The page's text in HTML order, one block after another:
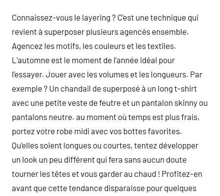
Connaissez-vous le layering ? C’est une technique qui
revient à superposer plusieurs agencés ensemble.
Agencez les motifs, les couleurs et les textiles.
L’automne est le moment de l’année idéal pour
l’essayer. Jouer avec les volumes et les longueurs. Par
exemple ? Un chandail de superposé à un long t-shirt
avec une petite veste de feutre et un pantalon skinny ou
pantalons neutre. au moment où temps est plus frais,
portez votre robe midi avec vos bottes favorites.
Qu’elles soient longues ou courtes, tentez développer
un look un peu différent qui fera sans aucun doute
tourner les têtes et vous garder au chaud ! Profitez-en
avant que cette tendance disparaisse pour quelques